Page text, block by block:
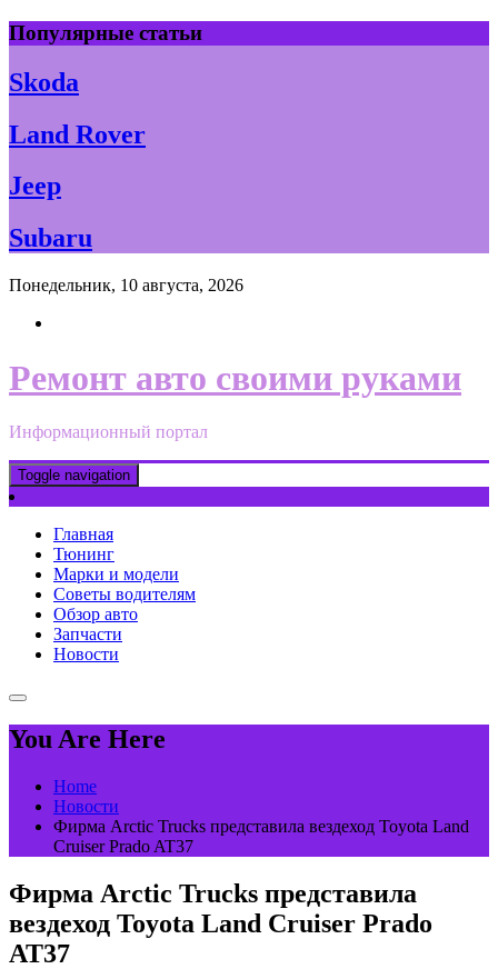
Skip
to
content
Популярные статьи
Skoda
Land Rover
Jeep
Subaru
Понедельник, 10 августа, 2026
Ремонт авто своими руками
Информационный портал
Toggle navigation
Главная
Тюнинг
Марки и модели
Советы водителям
Обзор авто
Запчасти
Новости
You Are Here
Home
Новости
Фирма Arctic Trucks представила вездеход Toyota Land
Cruiser Prado AT37
Фирма Arctic Trucks представила
вездеход Toyota Land Cruiser Prado
AT37